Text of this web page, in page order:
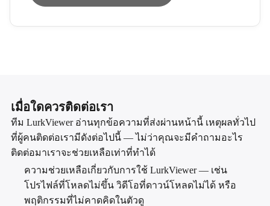
เมื่อใดควรติดต่อเรา
ทีม LurkViewer อ่านทุกข้อความที่ส่งผ่านหน้านี้ เหตุผลทั่วไป
ที่ผู้คนติดต่อเรามีดังต่อไปนี้ — ไม่ว่าคุณจะมีคำถามอะไร
ติดต่อมาเราจะช่วยเหลือเท่าที่ทำได้
ความช่วยเหลือเกี่ยวกับการใช้ LurkViewer — เช่น
โปรไฟล์ที่โหลดไม่ขึ้น วิดีโอที่ดาวน์โหลดไม่ได้ หรือ
พฤติกรรมที่ไม่คาดคิดในตัวดู